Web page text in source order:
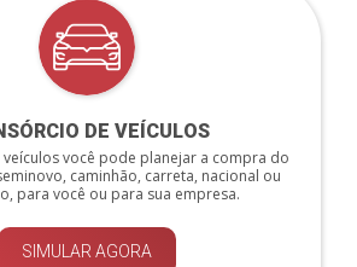
DE VEÍCULOS
você pode planejar a compra do
caminhão, carreta, nacional ou
para você ou para sua empresa.
SIMULAR AGORA